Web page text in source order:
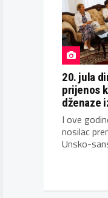
20. jula
prijenos
dženaze
I ove
nosilac
Unsko-